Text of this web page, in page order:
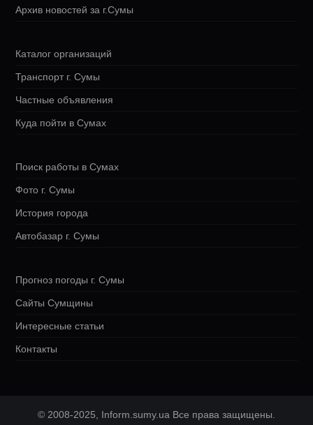
Архив новостей за г.Сумы
Каталог организаций
Транспорт г. Сумы
Частные объявления
Куда пойти в Сумах
Поиск работы в Сумах
Фото г. Сумы
История города
Автобазар г. Сумы
Прогноз погоды г. Сумы
Сайты Сумщины
Интересные статьи
Контакты
© 2008-2025, Inform.sumy.ua Все права защищены.